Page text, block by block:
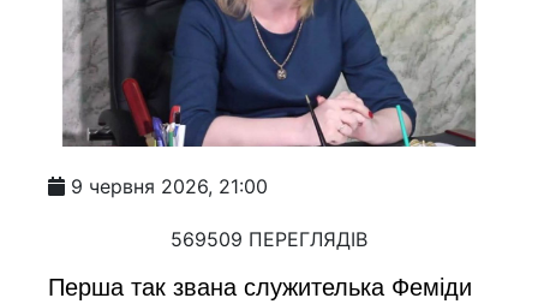
9 червня 2026, 21:00
569509 ПЕРЕГЛЯДІВ
Перша так звана служителька Феміди